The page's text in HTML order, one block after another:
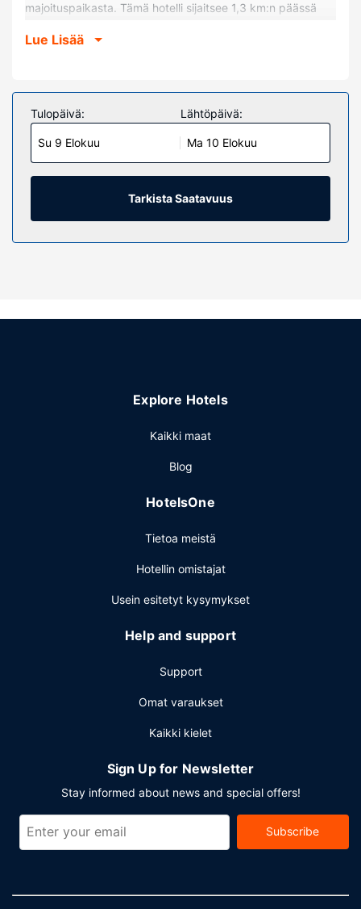
majoituspaikasta. Tämä hotelli sijaitsee 1,3 km:n päässä
Leach Park.
Kaikkien 25 huoneen mukavuuksiin kuuluu ilmastointi.
Huoneet siivotaan päivittäin. Huoneissa on vedenkeitin.
Hyödynnä puutarha.
Ravintola
Kuruman Hotel tarjoaa asiakkailleen ravintolan. Baarissa
voit nauttia raikasta juotavaa.
Lue Lisää
Tulopäivä:
Su 9 Elokuu
Lähtöpäivä:
Ma 10 Elokuu
Tarkista Saatavuus
Explore Hotels
Kaikki maat
Blog
HotelsOne
Tietoa meistä
Hotellin omistajat
Usein esitetyt kysymykset
Help and support
Support
Omat varaukset
Kaikki kielet
Sign Up for Newsletter
Stay informed about news and special offers!
Subscribe